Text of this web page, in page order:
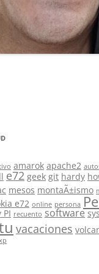
amarok apache2
e72 geek git hardy
mesos montaÃ±ismo
e72 online persona
recuento software
vacaciones